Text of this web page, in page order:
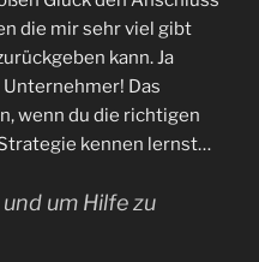
die mir sehr viel gibt
kann. Ja
Das
wenn du die richtigen
kennen lernst…
um Hilfe zu